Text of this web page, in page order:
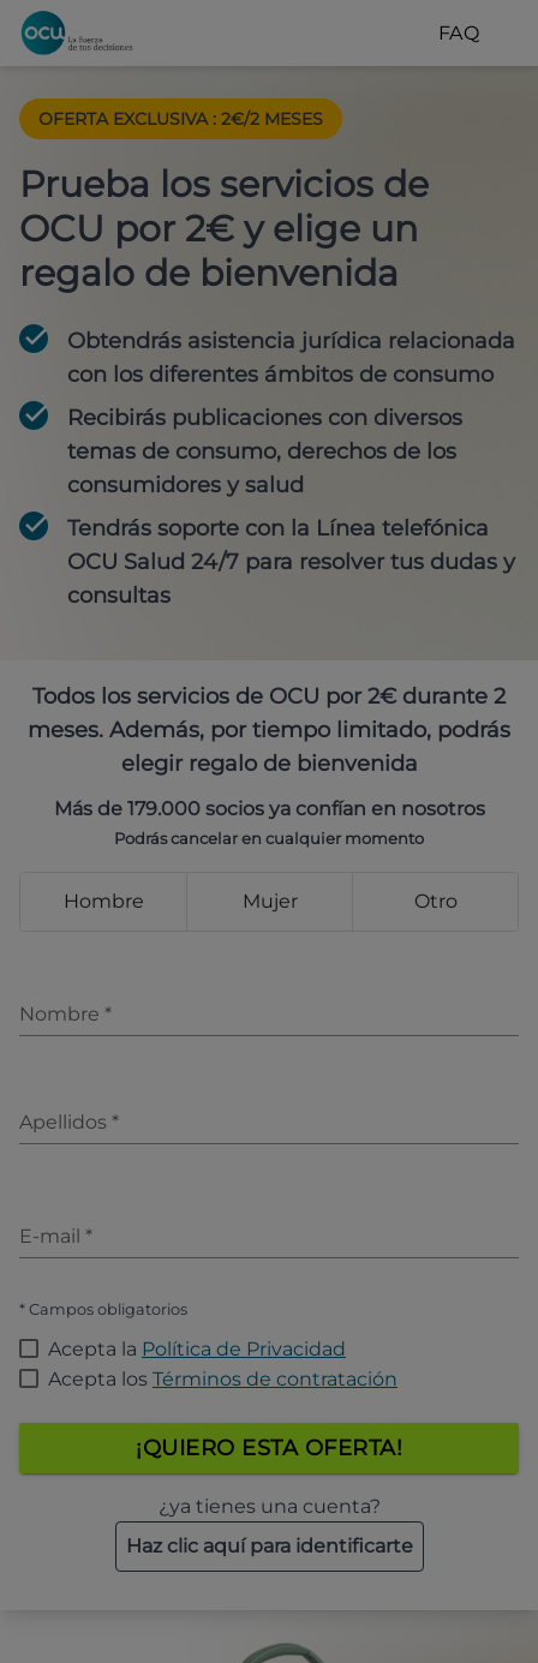
FAQ
OFERTA EXCLUSIVA : 2€/2 MESES
Prueba los servicios de
OCU por 2€ y elige un
regalo de bienvenida
Obtendrás asistencia jurídica relacionada
con los diferentes ámbitos de consumo
Recibirás publicaciones con diversos
temas de consumo, derechos de los
consumidores y salud
Tendrás soporte con la Línea telefónica
OCU Salud 24/7 para resolver tus dudas y
consultas
Todos los servicios de OCU por 2€ durante 2
meses. Además, por tiempo limitado, podrás
elegir regalo de bienvenida
Más de 179.000 socios ya confían en nosotros
Podrás cancelar en cualquier momento
Hombre Mujer Otro
Nombre *
Apellidos *
E-mail *
* Campos obligatorios
Acepta la Política de Privacidad
Acepta los Términos de contratación
¡QUIERO ESTA OFERTA!
¿ya tienes una cuenta?
Haz clic aquí para identificarte